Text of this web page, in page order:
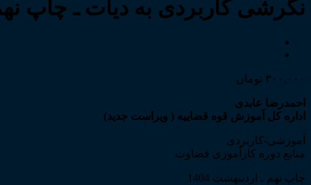
نگرشی کاربردی به دیات ـ چاپ
۳۰۰,۰۰۰ تومان
احمدرضا عابدی
اداره کل آموزش قوه قضاییه ( ویراست جدید)
آموزشی-کاربردی
منابع دوره کارآموزی قضاوت
چاپ نهم ـ اردیبهشت 1404